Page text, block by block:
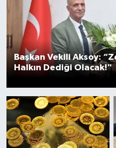
Başkan Vekili Aksoy:
Halkın Dediği Olacak!"